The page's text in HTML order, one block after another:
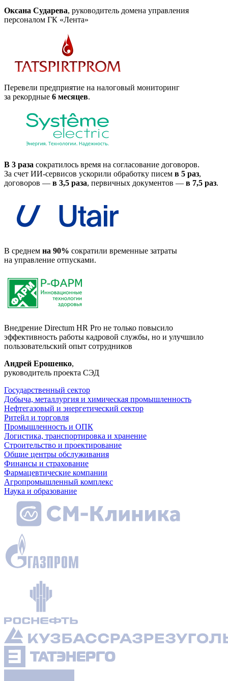
Оксана Сударева, руководитель домена управления
персоналом ГК «Лента»
Перевели предприятие на налоговый мониторинг
за рекордные 6 месяцев.
В 3 раза сократилось время на согласование договоров.
За счет ИИ-сервисов ускорили обработку писем в 5 раз,
договоров — в 3,5 раза, первичных документов — в 7,5 раз.
В среднем на 90% сократили временные затраты
на управление отпусками.
Внедрение Directum HR Pro не только повысило
эффективность работы кадровой службы, но и улучшило
пользовательский опыт сотрудников
Андрей Ерошенко,
руководитель проекта СЭД
Государственный сектор
Добыча, металлургия и химическая промышленность
Нефтегазовый и энергетический сектор
Ритейл и торговля
Промышленность и ОПК
Логистика, транспортировка и хранение
Строительство и проектирование
Общие центры обслуживания
Финансы и страхование
Фармацевтические компании
Агропромышленный комплекс
Наука и образование